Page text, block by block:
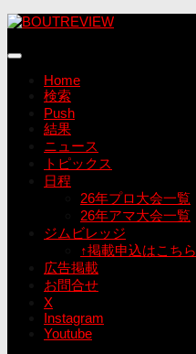
コ
テ
Home
検索
Push
結果
ニュース
トピックス
日程
26年プロ大会一覧
26年アマ大会一覧
ジムビレッジ
↑掲載申込はこちら
広告掲載
お問合せ
X
Instagram
Youtube